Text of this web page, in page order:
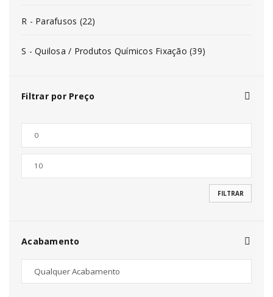
R - Parafusos (22)
S - Quilosa / Produtos Químicos Fixação (39)
Filtrar por Preço
FILTRAR
Acabamento